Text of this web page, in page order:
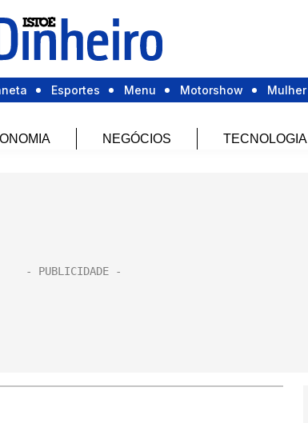
Esportes Menu Motorshow Mulher
NEGÓCIOS TECNOLOGIA